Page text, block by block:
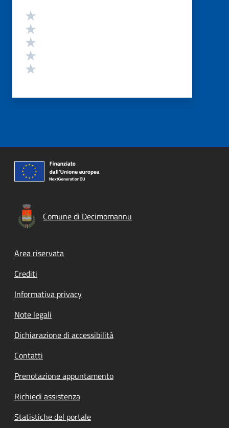
Valutazione
Comune di Decimomannu
Footer menu
Area riservata
Crediti
Informativa privacy
Note legali
Dichiarazione di accessibilità
Contatti
Prenotazione appuntamento
Richiedi assistenza
Statistiche del portale